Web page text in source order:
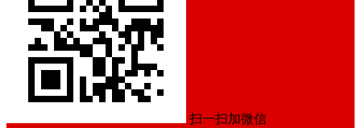
扫一扫加微信